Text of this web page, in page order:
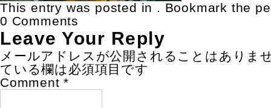
This entry was posted in . Bookmark the
0 Comments
Leave Your Reply
メールアドレスが公開されることはありま
ている欄は必須項目です
Comment *